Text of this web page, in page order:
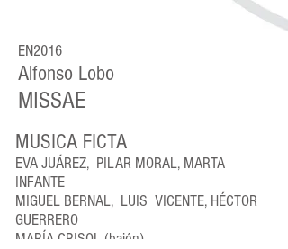
EN2016
Alfonso Lobo
MISSAE
MUSICA FICTA
EVA JUÁREZ, PILAR MORAL, MARTA
INFANTE
MIGUEL BERNAL, LUIS VICENTE, HÉCTOR
GUERRERO
MARÍA CRISOL (bajón)